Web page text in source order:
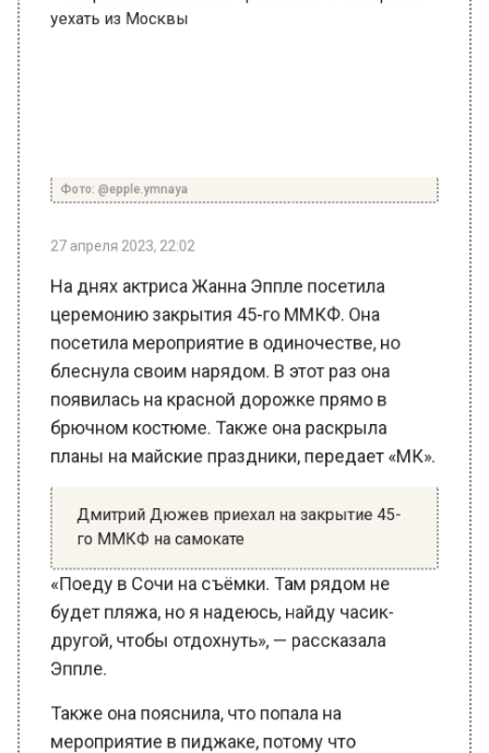
27 апреля 2023, 22:02
На днях актриса Жанна Эппле посетила
церемонию закрытия 45-го ММКФ. Она
посетила мероприятие в одиночестве, но
блеснула своим нарядом. В этот раз она
появилась на красной дорожке прямо в
брючном костюме. Также она раскрыла
планы на майские праздники, передает «МК».
го ММКФ на самокате
«Поеду в Сочи на съёмки. Там рядом не
будет пляжа, но я надеюсь, найду часик-
другой, чтобы отдохнуть», — рассказала
Эппле.
Также она пояснила, что попала на
мероприятие в пиджаке, потому что